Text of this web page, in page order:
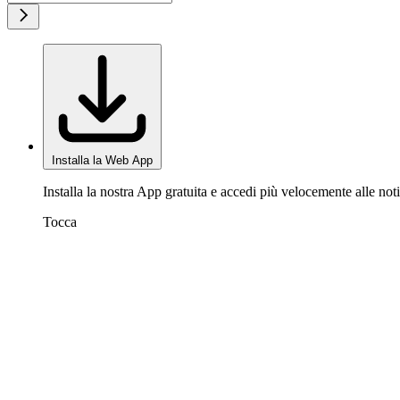
Installa la Web App
Installa la nostra App gratuita e accedi più velocemente alle
Tocca